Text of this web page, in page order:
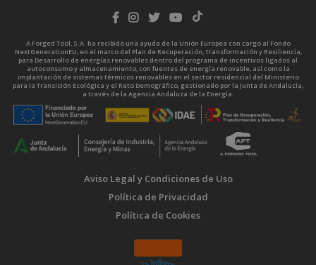
A Forged Tool, S.A. ha recibido una ayuda de la Unión Europea con cargo al Fondo
NextGenerationEU, en el marco del Plan de Recuperación, Transformación y Resiliencia,
para Desarrollo de energías renovables dentro del programa de incentivos ligados al
autoconsumo y almacenamiento, con fuentes de energía renovable, así como la
implantación de sistemas térmicos renovables en el sector residencial del Ministerio
para la Transición Ecológica y el Reto Demográfico, gestionado por la Junta de Andalucía,
a través de la Agencia Andaluza de la Energía.
Aviso Legal y Condiciones de Uso
Política de Privacidad
Política de Cookies